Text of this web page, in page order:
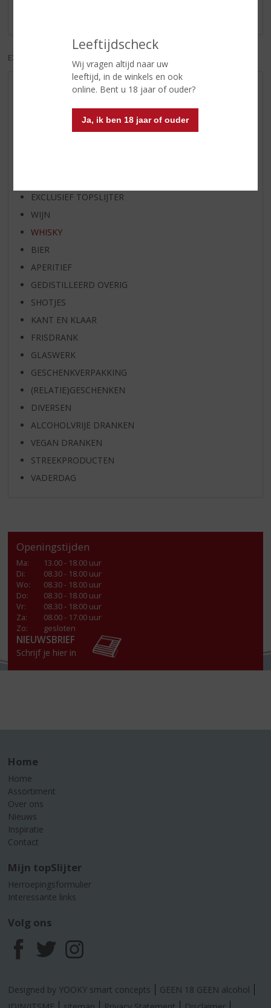
Leeftijdscheck
Wij vragen altijd naar uw
leeftijd, in de winkels en ook
online. Bent u 18 jaar of ouder?
Ja, ik ben 18 jaar of ouder
EXCL. BTW
AANBIEDINGEN
WIJN VAN DE MAAND
WHISKY VAN DE MAAND
EXCLUSIEF TOPSLIJTER
WIJN
WHISKY
BIER
APERITIEF
GEDISTILLEERD OVERIG
SHOTJES
KANT EN KLAAR
FRISDRANK
GLASWERK
GESCHENKVERPAKKING
(RELATIE)GESCHENKEN
DIVERSEN
ALCOHOLVRIJE DRANKEN
VEGAN DRANKEN
STREEKPRODUCTEN
VADERDAG
Openingstijden
Ma:
13.00 - 18.00 uur
Di:
08.30 - 18.00 uur
Wo:
08.30 - 18.00 uur
Do:
08.30 - 18.00 uur
Vr:
08.30 - 18:00 uur
Za:
08.00 - 17.00 uur
Zo:
gesloten
NIEUWSBRIEF
Schrijf je hier in
Home
Home
Assortiment
Over ons
Nieuws
Inspiratie
Contact
Mijn topSlijter
Herroepingsformulier
Interessante links
Volg ons
F
a
T
w
I
n
Designed by YOOKY smart concepts
GEEN 18 GEEN alcohol